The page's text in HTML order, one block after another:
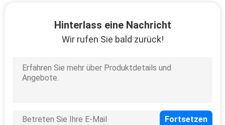
Hinterlass eine Nachricht
Wir rufen Sie bald zurück!